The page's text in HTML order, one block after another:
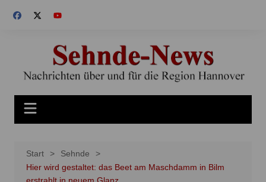
Inhalt
Start
Sehnde
Hier wird gestaltet: das Beet am Maschdamm in Bilm